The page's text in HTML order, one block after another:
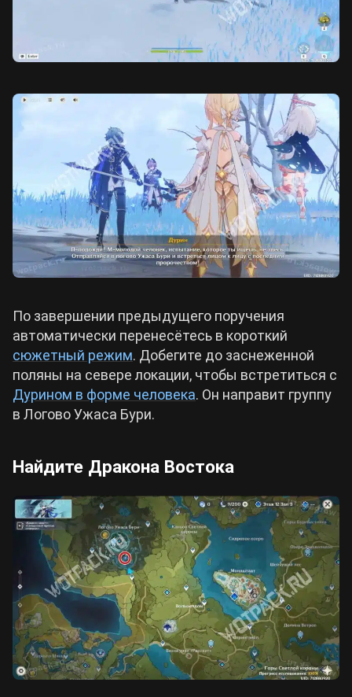
По завершении предыдущего поручения
автоматически перенесётесь в короткий
сюжетный режим. Добегите до заснеженной
поляны на севере локации, чтобы встретиться с
Дурином в форме человека. Он направит группу
в Логово Ужаса Бури.
Найдите Дракона Востока